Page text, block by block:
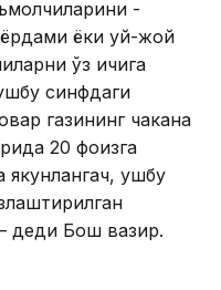
-
ёки уй-жой
ўз ичига
синфдаги
газининг чакана
20 фоизга
якунлангач, ушбу
деди Бош вазир.